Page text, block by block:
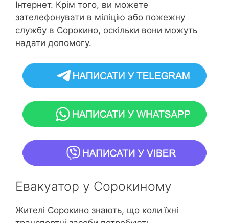
Інтернет. Крім того, ви можете
зателефонувати в міліцію або пожежну
службу в Сорокино, оскільки вони можуть
надати допомогу.
Евакуатор у Сорокиному
Жителі Сорокино знають, що коли їхні